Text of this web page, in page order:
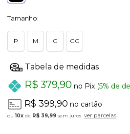
Tamanho:
P M G GG
R$ 379,90 no Pix (5% de
R$ 399,90 no cartão
10x de R$ 39,99 sem juros ver parcelas